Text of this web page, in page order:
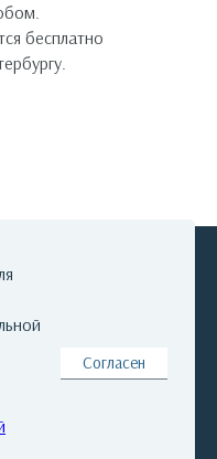
бесплатно
Согласен